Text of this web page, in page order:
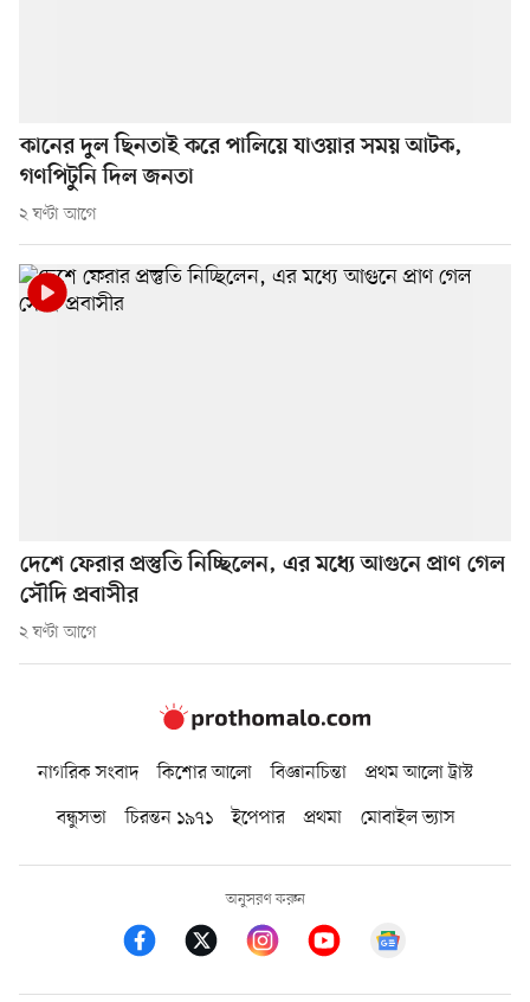
কানের দুল ছিনতাই করে পালিয়ে যাওয়ার সময় আটক,
গণপিটুনি দিল জনতা
২ ঘণ্টা আগে
দেশে ফেরার প্রস্তুতি নিচ্ছিলেন, এর মধ্যে আগুনে প্রাণ গেল
সৌদি প্রবাসীর
২ ঘণ্টা আগে
নাগরিক সংবাদ কিশোর আলো বিজ্ঞানচিন্তা
প্রথম আলো ট্রাস্ট
বন্ধুসভা
চিরন্তন ১৯৭১ ইপেপার প্রথমা মোবাইল ভ্যাস
অনুসরণ করুন